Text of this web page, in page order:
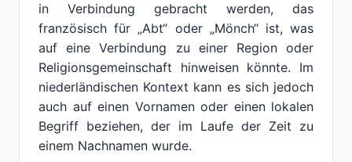
in Verbindung gebracht werden, das
französisch für „Abt“ oder „Mönch“ ist, was
auf eine Verbindung zu einer Region oder
Religionsgemeinschaft hinweisen könnte. Im
niederländischen Kontext kann es sich jedoch
auch auf einen Vornamen oder einen lokalen
Begriff beziehen, der im Laufe der Zeit zu
einem Nachnamen wurde.